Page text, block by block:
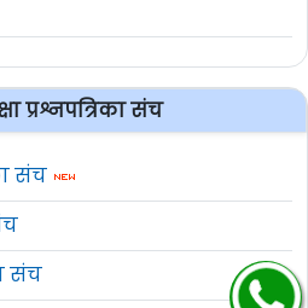
प्रश्नपत्रिका संच
संच
संच